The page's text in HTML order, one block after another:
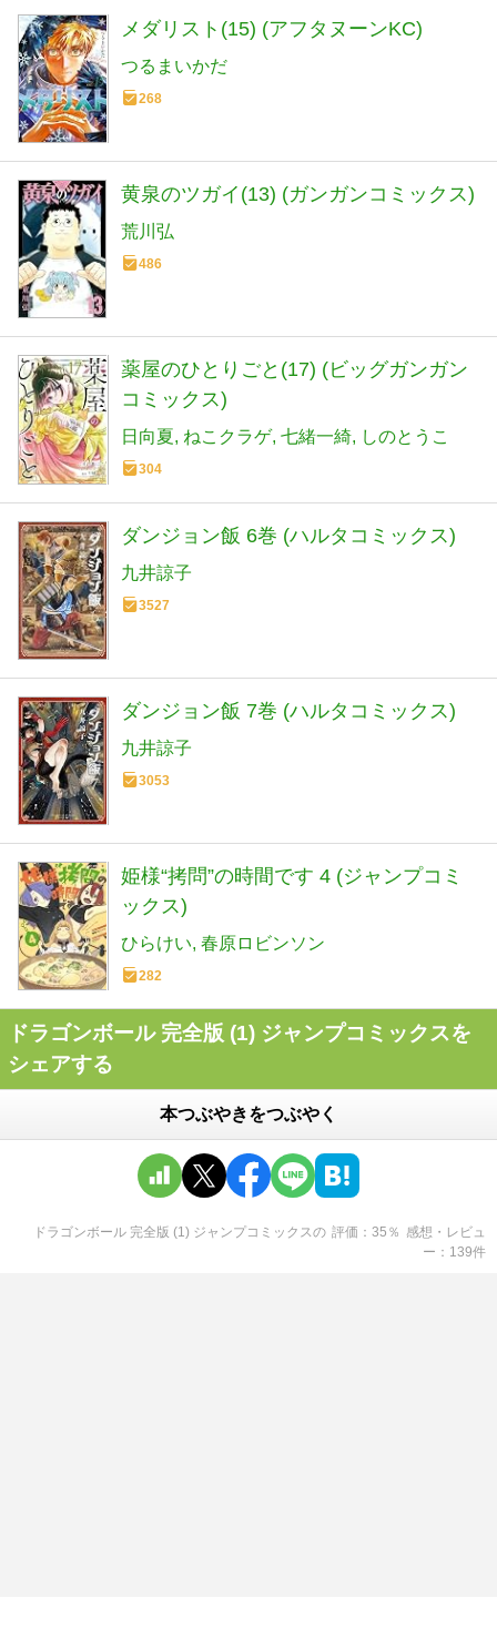
メダリスト(15) (アフタヌーンKC)
つるまいかだ
268
黄泉のツガイ(13) (ガンガンコミックス)
荒川弘
486
薬屋のひとりごと(17) (ビッグガンガン
コミックス)
日向夏 ねこクラゲ 七緒一綺 しのとうこ
304
ダンジョン飯 6巻 (ハルタコミックス)
九井諒子
3527
ダンジョン飯 7巻 (ハルタコミックス)
九井諒子
3053
姫様“拷問”の時間です 4 (ジャンプコミ
ックス)
ひらけい 春原ロビンソン
282
ドラゴンボール 完全版 (1) ジャンプコミックスを
シェアする
本つぶやきをつぶやく
ドラゴンボール 完全版 (1) ジャンプコミックスの 評価 35 ％ 感想・レビュ
ー
139件